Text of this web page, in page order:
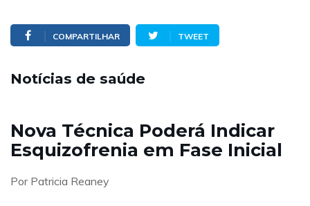
COMPARTILHAR TWEET
Notícias de saúde
Nova Técnica Poderá Indicar
Esquizofrenia em Fase Inicial
Por Patricia Reaney